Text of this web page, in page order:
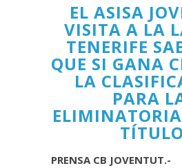
EL ASISA
VISITA A LA
TENERIFE
QUE SI GANA
LA
PARA
TÍTULO
PRENSA CB JOVENTUT.-